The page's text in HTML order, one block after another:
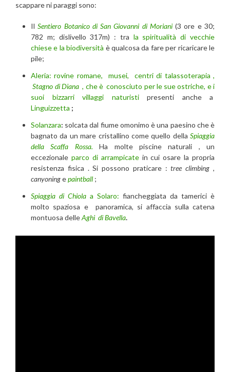
scappare ni paraggi sono:
IlSentiero Botanico di San Giovanni di Moriani(3 ore e 30;
782 m; dislivello 317m) : tra la spiritualità di vecchie
chiese e la biodiversità è qualcosa da fare per ricaricare le
pile;
Aleria: rovine romane, musei, centri di talassoterapia ,
Stagno di Diana, che è conosciuto per le sue ostriche, e i
suoi bizzarri villaggi naturistipresenti anche a
Linguizzetta ;
Solanzara: solcata dal fiume omonimo è una paesino che è
bagnato da un mare cristallino come quello della Spiaggia
della Scaffa Rossa. Ha molte piscine naturali , un
eccezionale parco di arrampicatein cui osare la propria
resistenza fisica . Si possono praticare :tree climbing ,
canyoningepaintball ;
Spiaggia di Chiola a Solaro: fiancheggiata da tamerici è
molto spaziosa e panoramica, si affaccia sulla catena
montuosa delleAghi di Bavella.